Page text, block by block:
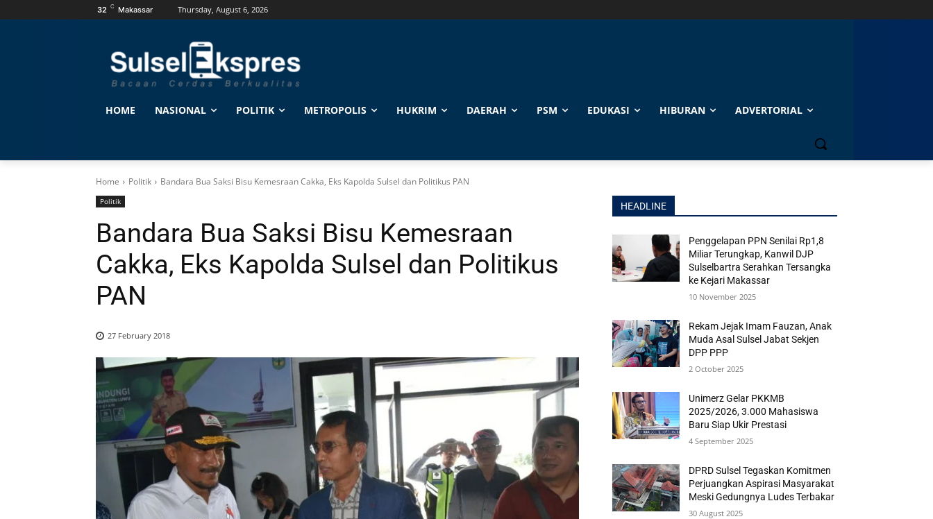
32 C Makassar Thursday, August 6, 2026
HOME NASIONAL POLITIK METROPOLIS HUKRIM DAERAH PSM EDUKASI HIBURAN ADVERTORIAL
Home Politik Bandara Bua Saksi Bisu Kemesraan Cakka, Eks Kapolda Sulsel dan Politikus PAN
Politik
Bandara Bua Saksi Bisu Kemesraan
Cakka, Eks Kapolda Sulsel dan Politikus
PAN
27 February 2018
HEADLINE
Penggelapan PPN Senilai Rp1,8
Miliar Terungkap, Kanwil DJP
Sulselbartra Serahkan Tersangka
ke Kejari Makassar
10 November 2025
Rekam Jejak Imam Fauzan, Anak
Muda Asal Sulsel Jabat Sekjen
DPP PPP
2 October 2025
Unimerz Gelar PKKMB
2025/2026, 3.000 Mahasiswa
Baru Siap Ukir Prestasi
4 September 2025
DPRD Sulsel Tegaskan Komitmen
Perjuangkan Aspirasi Masyarakat
Meski Gedungnya Ludes Terbakar
30 August 2025